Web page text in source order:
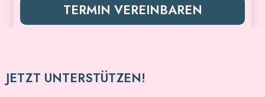
TERMIN VEREINBAREN
JETZT UNTERSTÜTZEN!